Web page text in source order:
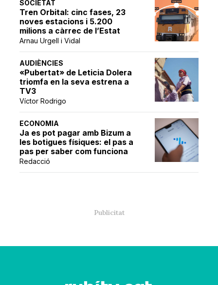
SOCIETAT
Tren Orbital: cinc fases, 23
noves estacions i 5.200
milions a càrrec de l’Estat
Arnau Urgell i Vidal
AUDIÈNCIES
«Pubertat» de Leticia Dolera
triomfa en la seva estrena a
TV3
Víctor Rodrigo
ECONOMIA
Ja es pot pagar amb Bizum a
les botigues físiques: el pas a
pas per saber com funciona
Redacció